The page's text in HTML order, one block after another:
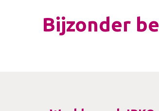
Bijzonder